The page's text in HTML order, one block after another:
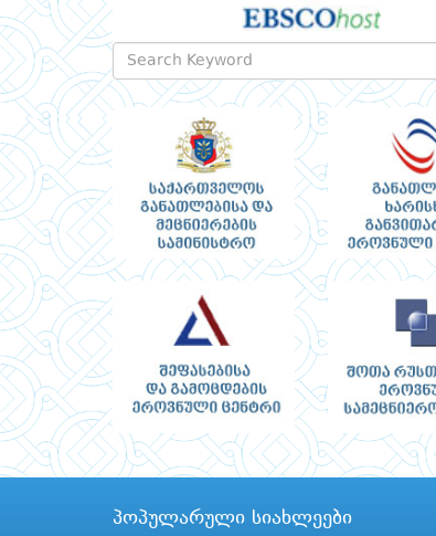
პოპულარული სიახლეები